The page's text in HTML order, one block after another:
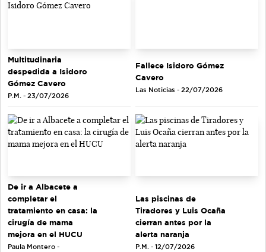
Multitudinaria
despedida a Isidoro
Gómez Cavero
P.M. - 23/07/2026
Fallece Isidoro Gómez
Cavero
Las Noticias - 22/07/2026
De ir a Albacete a
completar el
tratamiento en casa: la
cirugía de mama
mejora en el HUCU
Paula Montero -
Las piscinas de
Tiradores y Luis Ocaña
cierran antes por la
alerta naranja
P.M. - 12/07/2026